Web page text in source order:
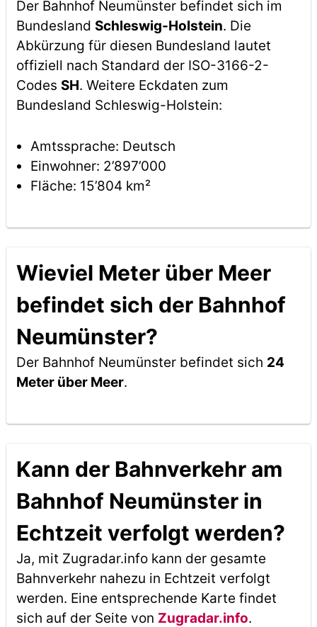
Der Bahnhof Neumünster befindet sich im
Bundesland Schleswig-Holstein. Die
Abkürzung für diesen Bundesland lautet
offiziell nach Standard der ISO-3166-2-
Codes SH. Weitere Eckdaten zum
Bundesland Schleswig-Holstein:
Amtssprache: Deutsch
Einwohner: 2’897’000
Fläche: 15’804 km²
Wieviel Meter über Meer
befindet sich der Bahnhof
Neumünster?
Der Bahnhof Neumünster befindet sich 24
Meter über Meer.
Kann der Bahnverkehr am
Bahnhof Neumünster in
Echtzeit verfolgt werden?
Ja, mit Zugradar.info kann der gesamte
Bahnverkehr nahezu in Echtzeit verfolgt
werden. Eine entsprechende Karte findet
sich auf der Seite von Zugradar.info.